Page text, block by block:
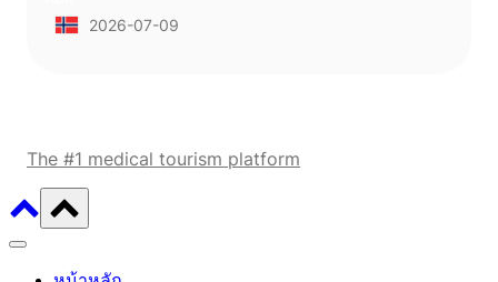
traditional liposuction on two areas. What stood out
2026-07-09
The #1 medical tourism platform